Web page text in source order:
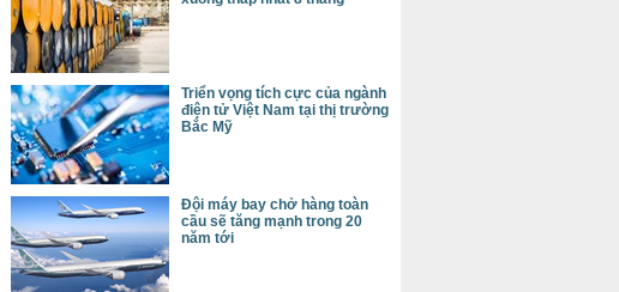
Triển vọng tích cực của ngành
điện tử Việt Nam tại thị trường
Bắc Mỹ
Đội máy bay chở hàng toàn
cầu sẽ tăng mạnh trong 20
năm tới